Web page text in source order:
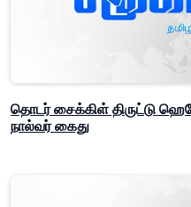
தொடர் சைக்கிள் திருட்டு
நால்வர் கைது